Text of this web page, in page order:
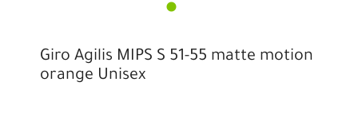
Giro Agilis MIPS S 51-55 matte motion
orange Unisex